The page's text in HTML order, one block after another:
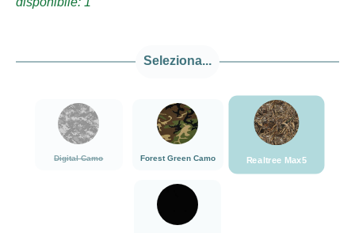
Seleziona...
Digital Camo
###Digital Camo###LensCoat
(Questa opzione non è al momento disponibile.)
Forest Green Camo
###Forest Green Camo###LensCoat
Realtree Max5
###Realtree
nero